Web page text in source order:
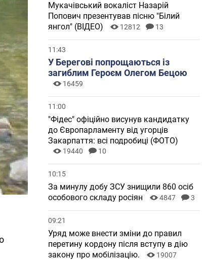
Мукачівський вокаліст Назарій
Попович презентував пісню "Білий
янгол" (ВІДЕО)
12812 13
11:43
У Берегові попрощаються із
загиблим Героєм Олегом Бецою
16459
11:00
"Фідес" офіційно висунув кандидатку
до Європарламенту від угорців
Закарпаття: всі подробиці (ФОТО)
19440 10
10:15
За минулу добу ЗСУ знищили 860 осіб
особового складу росіян
4847 3
09:21
Уряд може внести зміни до правил
перетину кордону після вступу в дію
закону про мобілізацію.
19007